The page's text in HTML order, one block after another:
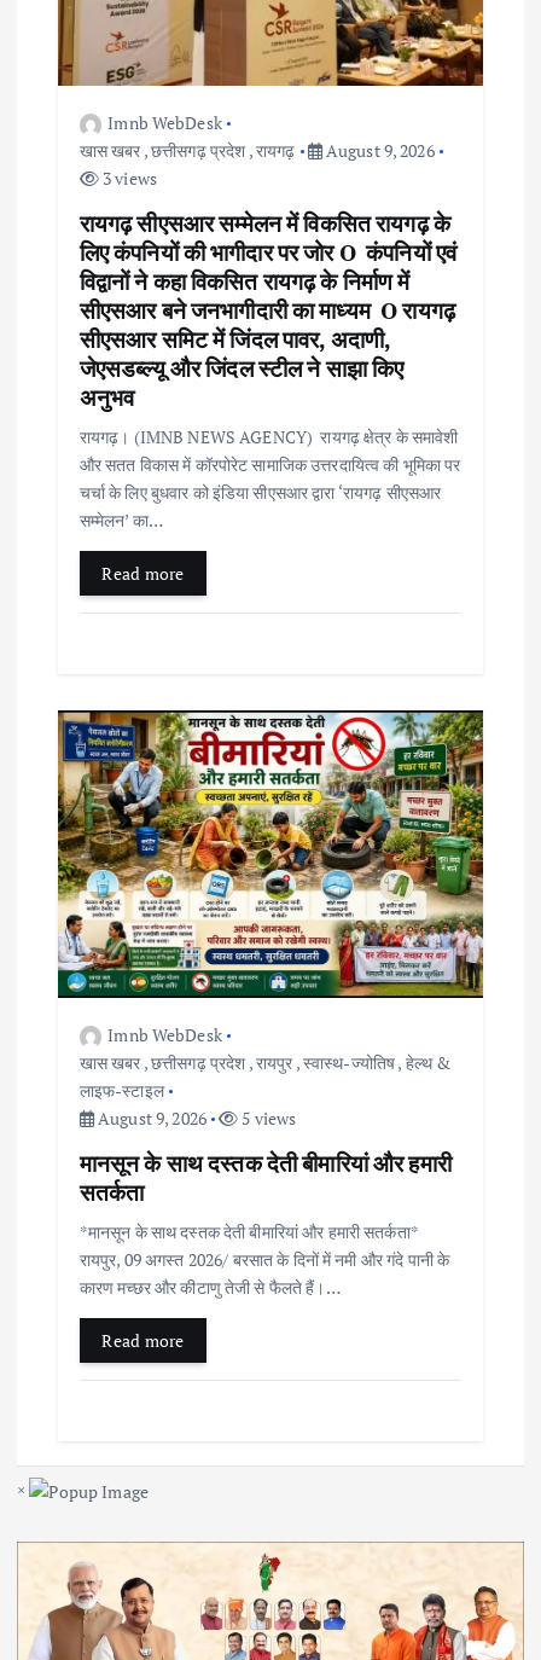
o
Imnb WebDesk
खास खबर ,छत्तीसगढ़ प्रदेश ,रायगढ़
August 9, 2026
3 views
रायगढ़ सीएसआर सम्मेलन में विकसित रायगढ़ के
लिए कंपनियों की भागीदार पर जोर O कंपनियों एवं
विद्वानों ने कहा विकसित रायगढ़ के निर्माण में
सीएसआर बने जनभागीदारी का माध्यम O रायगढ़
सीएसआर समिट में जिंदल पावर, अदाणी,
जेएसडब्ल्यू और जिंदल स्टील ने साझा किए
अनुभव
रायगढ़। (IMNB NEWS AGENCY) रायगढ़ क्षेत्र के समावेशी
और सतत विकास में कॉरपोरेट सामाजिक उत्तरदायित्व की भूमिका पर
चर्चा के लिए बुधवार को इंडिया सीएसआर द्वारा ‘रायगढ़ सीएसआर
सम्मेलन’ का…
Read more
Imnb WebDesk
खास खबर ,छत्तीसगढ़ प्रदेश ,रायपुर ,स्वास्थ-ज्योतिष, हेल्थ &
लाइफ-स्टाइल
August 9, 2026
5 views
मानसून के साथ दस्तक देती बीमारियां और हमारी
सतर्कता
*मानसून के साथ दस्तक देती बीमारियां और हमारी सतर्कता*
रायपुर, 09 अगस्त 2026/ बरसात के दिनों में नमी और गंदे पानी के
कारण मच्छर और कीटाणु तेजी से फैलते हैं।…
Read more
×